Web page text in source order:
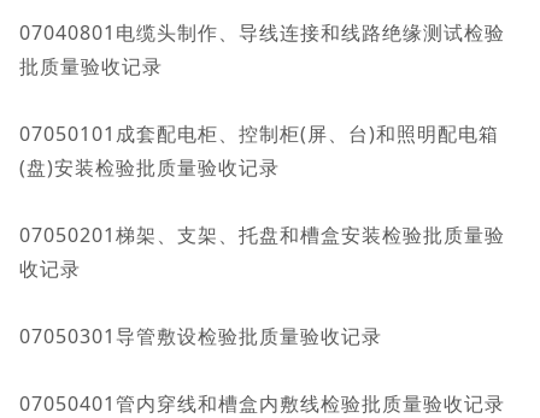
07040801电缆头制作、导线连接和线路绝缘测试检验
批质量验收记录
07050101成套配电柜、控制柜(屏、台)和照明配电箱
(盘)安装检验批质量验收记录
07050201梯架、支架、托盘和槽盒安装检验批质量验
收记录
07050301导管敷设检验批质量验收记录
07050401管内穿线和槽盒内敷线检验批质量验收记录